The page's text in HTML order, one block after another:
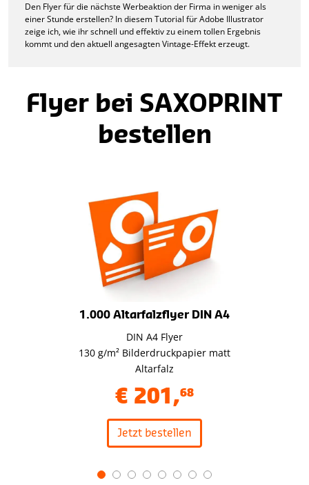
Den Flyer für die nächste Werbeaktion der Firma in weniger als
einer Stunde erstellen? In diesem Tutorial für Adobe Illustrator
zeige ich, wie ihr schnell und effektiv zu einem tollen Ergebnis
kommt und den aktuell angesagten Vintage-Effekt erzeugt.
Flyer bei SAXOPRINT
bestellen
1.000 Altarfalzflyer DIN A4
DIN A4 Flyer
130 g/m² Bilderdruckpapier matt
Altarfalz
€ 201 ,68
Jetzt bestellen